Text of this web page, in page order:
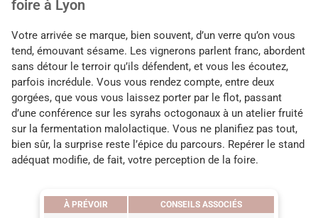
foire à Lyon
Votre arrivée se marque, bien souvent, d’un verre qu’on vous
tend, émouvant sésame. Les vignerons parlent franc, abordent
sans détour le terroir qu’ils défendent, et vous les écoutez,
parfois incrédule. Vous vous rendez compte, entre deux
gorgées, que vous vous laissez porter par le flot, passant
d’une conférence sur les syrahs octogonaux à un atelier fruité
sur la fermentation malolactique. Vous ne planifiez pas tout,
bien sûr, la surprise reste l’épice du parcours. Repérer le stand
adéquat modifie, de fait, votre perception de la foire.
À PRÉVOIR CONSEILS ASSOCIÉS